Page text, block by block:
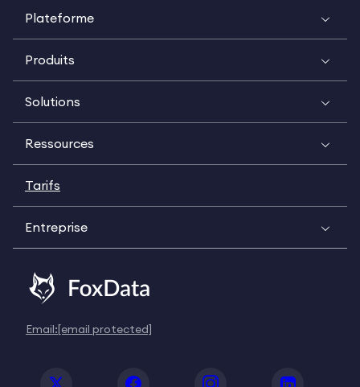
Plateforme
Produits
Solutions
Ressources
Tarifs
Entreprise
Email:[email protected]